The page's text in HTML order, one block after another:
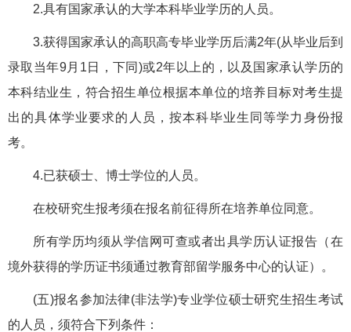
2.具有国家承认的大学本科毕业学历的人员。
3.获得国家承认的高职高专毕业学历后满2年(从毕业后到
录取当年9月1日，下同)或2年以上的，以及国家承认学历的
本科结业生，符合招生单位根据本单位的培养目标对考生提
出的具体学业要求的人员，按本科毕业生同等学力身份报
考。
4.已获硕士、博士学位的人员。
在校研究生报考须在报名前征得所在培养单位同意。
所有学历均须从学信网可查或者出具学历认证报告（在
境外获得的学历证书须通过教育部留学服务中心的认证）。
(五)报名参加法律(非法学)专业学位硕士研究生招生考试
的人员，须符合下列条件：